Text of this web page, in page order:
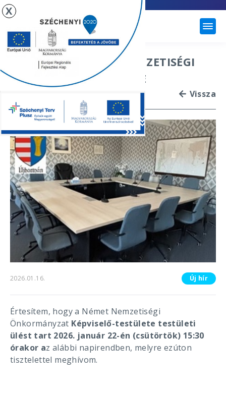
ÚJHARTYÁN
2026.01.22. NÉMET NEMZETISÉGI
ÖNKORMÁNYZAT ÜLÉSE
Vissza
2026.01.16. Új hír
Értesítem, hogy a Német Nemzetiségi
Önkormányzat Képviselő-testülete testületi
ülést tart 2026. január 22-én (csütörtök) 15:30
órakor az alábbi napirendben, melyre ezúton
tisztelettel meghívom.
X